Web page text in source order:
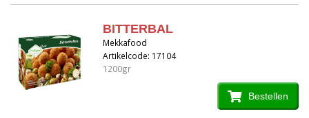
BITTERBAL
Mekkafood
Artikelcode: 17104
1200gr
Bestellen